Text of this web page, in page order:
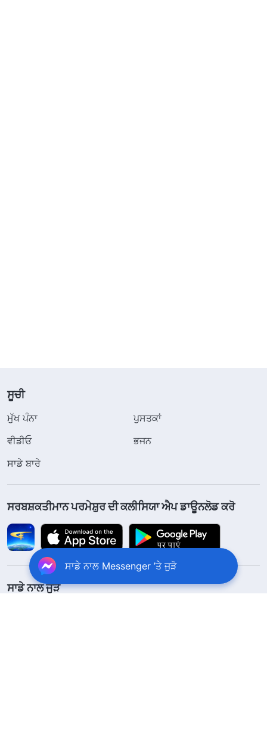
ਸੂਚੀ
ਮੁੱਖ ਪੰਨਾ
ਪੁਸਤਕਾਂ
ਵੀਡੀਓ
ਭਜਨ
ਸਾਡੇ ਬਾਰੇ
ਸਰਬਸ਼ਕਤੀਮਾਨ ਪਰਮੇਸ਼ੁਰ ਦੀ ਕਲੀਸਿਯਾ ਐਪ ਡਾਊਨਲੋਡ ਕਰੋ
ਸਾਡੇ ਨਾਲ ਜੁੜੋ
ਸਾਡੇ ਨਾਲ Messenger ’ਤੇ ਜੁੜੋ